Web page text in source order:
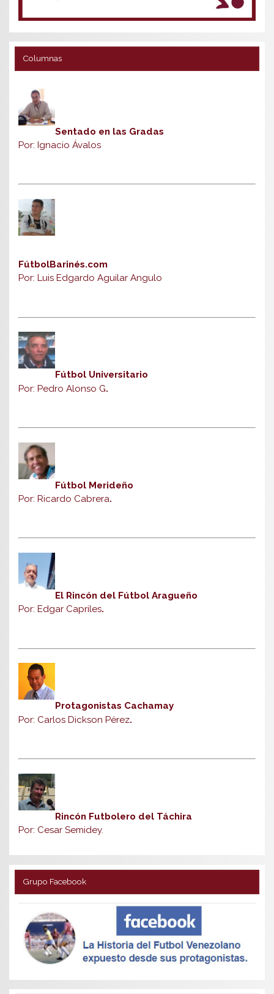
Columnas
Sentado en las Gradas
Por: Ignacio Ávalos
FútbolBarinés.com
Por: Luis Edgardo Aguilar Angulo
Fútbol Universitario
Por: Pedro Alonso G.
Fútbol Merideño
Por: Ricardo Cabrera.
El Rincón del Fútbol Aragueño
Por: Edgar Capriles.
Protagonistas Cachamay
Por: Carlos Dickson Pérez.
Rincón Futbolero del Táchira
Por: Cesar Semidey.
Grupo Facebook